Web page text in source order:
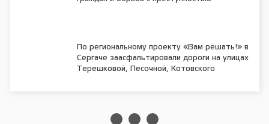
По региональному проекту «Вам решать!» в
Сергаче заасфальтировали дороги на улицах
Терешковой, Песочной, Котовского